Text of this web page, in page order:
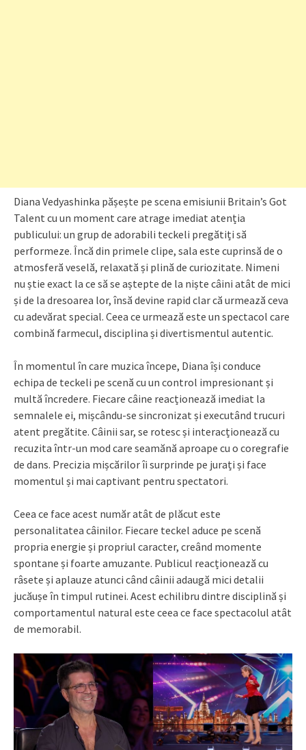
Diana Vedyashinka pășește pe scena emisiunii Britain’s Got
Talent cu un moment care atrage imediat atenția
publicului: un grup de adorabili teckeli pregătiți să
performeze. Încă din primele clipe, sala este cuprinsă de o
atmosferă veselă, relaxată și plină de curiozitate. Nimeni
nu știe exact la ce să se aștepte de la niște câini atât de mici
și de la dresoarea lor, însă devine rapid clar că urmează ceva
cu adevărat special. Ceea ce urmează este un spectacol care
combină farmecul, disciplina și divertismentul autentic.
În momentul în care muzica începe, Diana își conduce
echipa de teckeli pe scenă cu un control impresionant și
multă încredere. Fiecare câine reacționează imediat la
semnalele ei, mișcându-se sincronizat și executând trucuri
atent pregătite. Câinii sar, se rotesc și interacționează cu
recuzita într-un mod care seamănă aproape cu o coregrafie
de dans. Precizia mișcărilor îi surprinde pe jurați și face
momentul și mai captivant pentru spectatori.
Ceea ce face acest număr atât de plăcut este
personalitatea câinilor. Fiecare teckel aduce pe scenă
propria energie și propriul caracter, creând momente
spontane și foarte amuzante. Publicul reacționează cu
râsete și aplauze atunci când câinii adaugă mici detalii
jucăușe în timpul rutinei. Acest echilibru dintre disciplină și
comportamentul natural este ceea ce face spectacolul atât
de memorabil.